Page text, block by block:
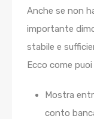
Anche se non
importante
stabile e
Ecco come
Mostra
conto